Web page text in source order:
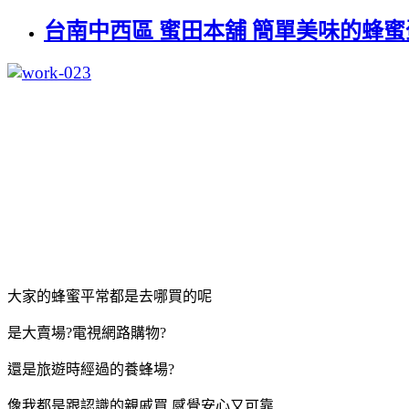
台南中西區 蜜田本舖 簡單美味的蜂
大家的蜂蜜平常都是去哪買的呢
是大賣場?電視網路購物?
還是旅遊時經過的養蜂場?
像我都是跟認識的親戚買 感覺安心又可靠